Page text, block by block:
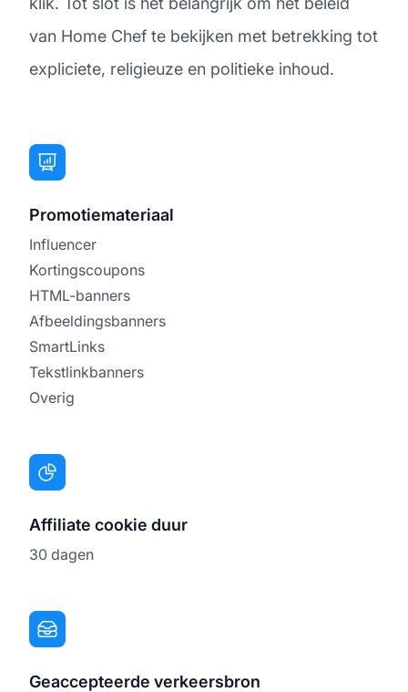
van Home Chef te bekijken met betrekking tot
expliciete, religieuze en politieke inhoud.
Promotiemateriaal
Influencer
Kortingscoupons
HTML-banners
Afbeeldingsbanners
SmartLinks
Tekstlinkbanners
Overig
Affiliate cookie duur
30 dagen
Geaccepteerde verkeersbron